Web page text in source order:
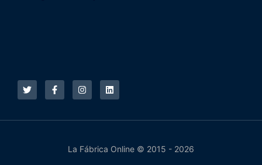
La Fábrica Online © 2015 - 2026